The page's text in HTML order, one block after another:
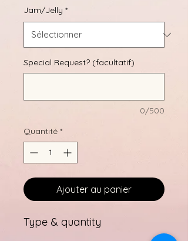
Jam/Jelly *
Special Request? (facultatif)
0/500
Quantité *
Ajouter au panier
Type & quantity